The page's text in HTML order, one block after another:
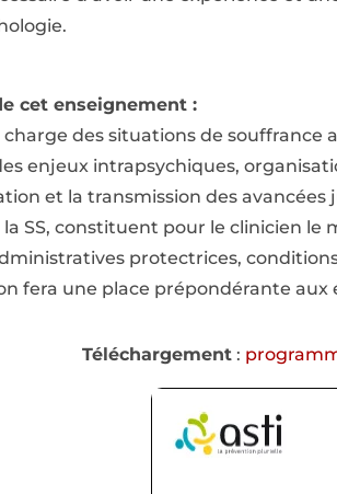
cet enseignement :
charge des situations de souffrance
enjeux intrapsychiques,
et la transmission des
SS, constituent pour le clinicien le
protectrices,
fera une place prépondérante aux
Téléchargement: